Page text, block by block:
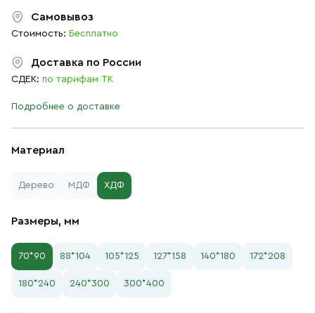
Материал
Дерево МДФ ХДФ
Размеры, мм
70*90 88*104 105*125 127*158 140*180 172*208
180*240 240*300 300*400
Самовывоз
Стоимость: Бесплатно
Доставка по России
СДЕК: по тарифам ТК
Подробнее о доставке